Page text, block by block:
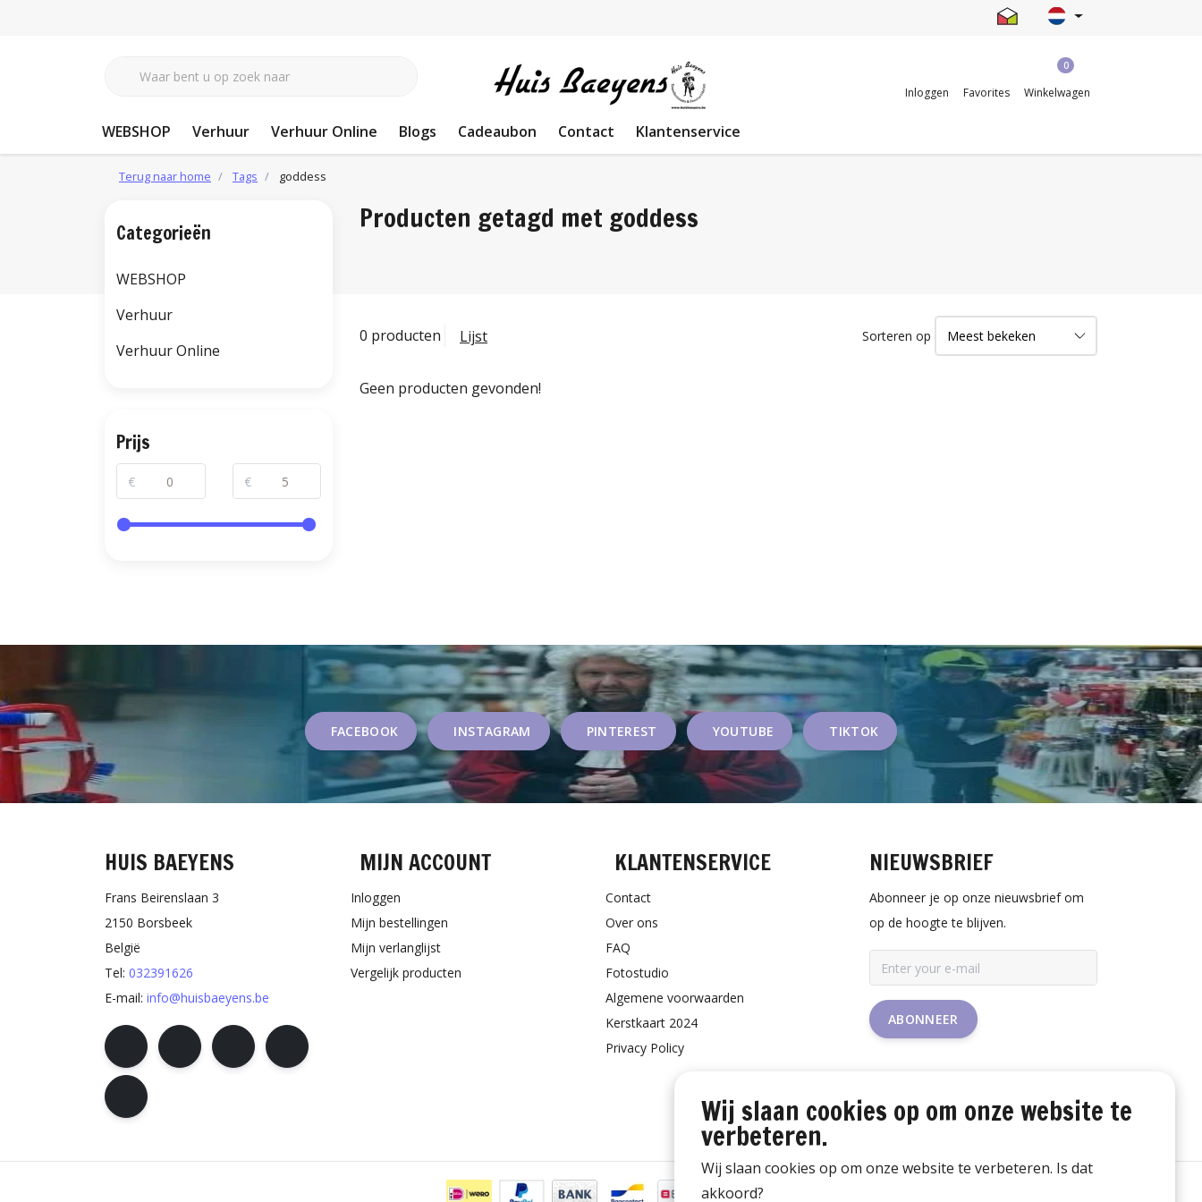
Inloggen Favorites
0
Winkelwagen
WEBSHOP Verhuur Verhuur Online Blogs Cadeaubon Contact Klantenservice
Terug naar home Tags goddess
Producten getagd met goddess
0 producten Lijst Sorteren op
Geen producten gevonden!
Categorieën
WEBSHOP
Verhuur
Verhuur Online
Prijs
€ €
FACEBOOK INSTAGRAM PINTEREST YOUTUBE TIKTOK
HUIS BAEYENS
Frans Beirenslaan 3
2150 Borsbeek
België
Tel: 032391626
E-mail: info@huisbaeyens.be
MIJN ACCOUNT
Inloggen
Mijn bestellingen
Mijn verlanglijst
Vergelijk producten
KLANTENSERVICE
Contact
Over ons
FAQ
Fotostudio
Algemene voorwaarden
Kerstkaart 2024
Privacy Policy
NIEUWSBRIEF
Abonneer je op onze nieuwsbrief om
op de hoogte te blijven.
ABONNEER
Wij slaan cookies op om onze website te
verbeteren.
Wij slaan cookies op om onze website te verbeteren. Is dat
akkoord?